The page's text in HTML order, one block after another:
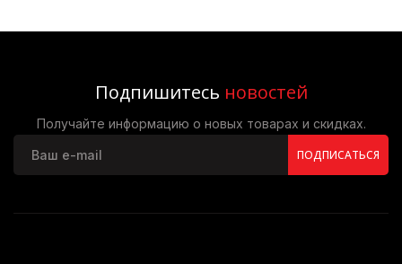
Подпишитесь новостей
Получайте информацию о новых товарах и скидках.
ПОДПИСАТЬСЯ